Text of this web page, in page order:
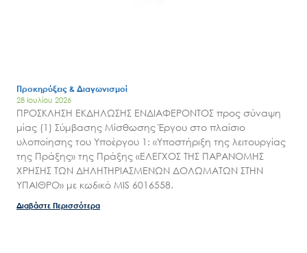
Προκηρύξεις & Διαγωνισμοί
28 Ιουλίου 2026
ΠΡΟΣΚΛΗΣΗ ΕΚΔΗΛΩΣΗΣ ΕΝΔΙΑΦΕΡΟΝΤΟΣ προς σύναψη
μίας (1) Σύμβασης Μίσθωσης Έργου στο πλαίσιο
υλοποίησης του Υποέργου 1: «Υποστήριξη της λειτουργίας
της Πράξης» της Πράξης «ΕΛΕΓΧΟΣ ΤΗΣ ΠΑΡΑΝΟΜΗΣ
ΧΡΗΣΗΣ ΤΩΝ ΔΗΛΗΤΗΡΙΑΣΜΕΝΩΝ ΔΟΛΩΜΑΤΩΝ ΣΤΗΝ
ΥΠΑΙΘΡΟ» με κωδικό MIS 6016558.
Διαβάστε Περισσότερα